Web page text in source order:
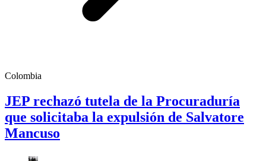
Colombia
JEP rechazó tutela de la Procuraduría
que solicitaba la expulsión de Salvatore
Mancuso